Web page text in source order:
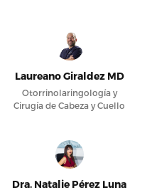
Laureano Giraldez MD
Otorrinolaringología y
Cirugía de Cabeza y Cuello
Dra. Natalie Pérez Luna